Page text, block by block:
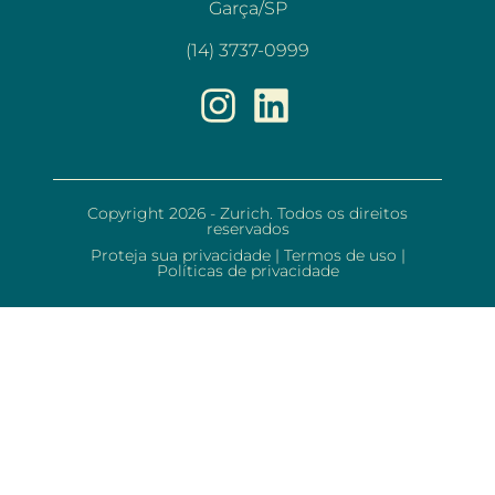
Garça/SP
(14) 3737-0999
Copyright 2026 - Zurich. Todos os direitos
reservados
Proteja sua privacidade | Termos de uso |
Políticas de privacidade